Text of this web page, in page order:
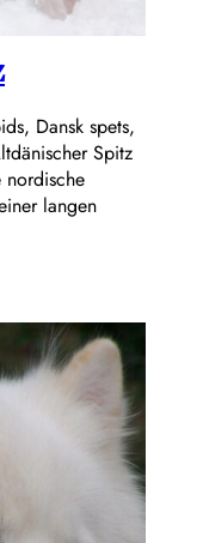
Dansk spets,
Spitz
nordische
langen